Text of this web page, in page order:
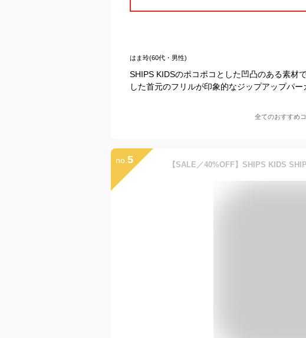
はま玲(60代・男性)
SHIPS KIDSのポコポコとした凹凸のある素材
した首元のフリルが印象的なジップアップパー
全てのおすすめ
no. 5